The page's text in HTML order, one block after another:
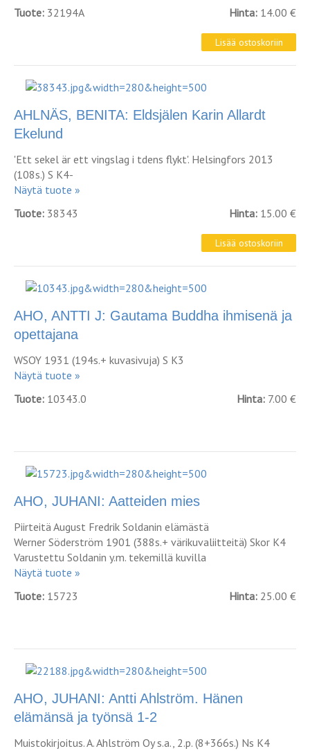
Tuote: 32194A Hinta: 14.00 €
AHLNÄS, BENITA: Eldsjälen Karin Allardt
Ekelund
'Ett sekel är ett vingslag i tdens flykt'. Helsingfors 2013
(108s.) S K4-
Näytä tuote »
Tuote: 38343 Hinta: 15.00 €
AHO, ANTTI J: Gautama Buddha ihmisenä ja
opettajana
WSOY 1931 (194s.+ kuvasivuja) S K3
Näytä tuote »
Tuote: 10343.0 Hinta: 7.00 €
AHO, JUHANI: Aatteiden mies
Piirteitä August Fredrik Soldanin elämästä
Werner Söderström 1901 (388s.+ värikuvaliitteitä) Skor K4
Varustettu Soldanin y.m. tekemillä kuvilla
Näytä tuote »
Tuote: 15723 Hinta: 25.00 €
AHO, JUHANI: Antti Ahlström. Hänen
elämänsä ja työnsä 1-2
Muistokirjoitus. A. Ahlström Oy s.a., 2.p. (8+366s.) Ns K4